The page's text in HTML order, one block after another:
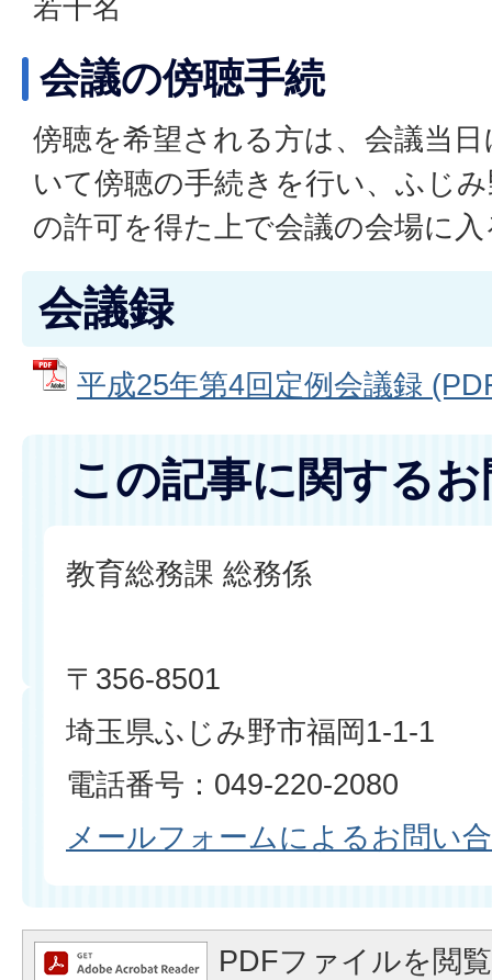
若干名
会議の傍聴手続
傍聴を希望される方は、会議当
いて傍聴の手続きを行い、ふじ
の許可を得た上で会議の会場に
会議録
平成25年第4回定例会議録
この記事に関する
教育総務課 総務係
〒356-8501
埼玉県ふじみ野市福岡1-1-1
電話番号：049-220-2080
メールフォームによるお問い
PDFファイルを閲